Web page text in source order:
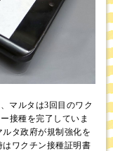
マルタは3回目のワク
接種を完了していま
タ政府が規制強化を
ワクチン接種証明書